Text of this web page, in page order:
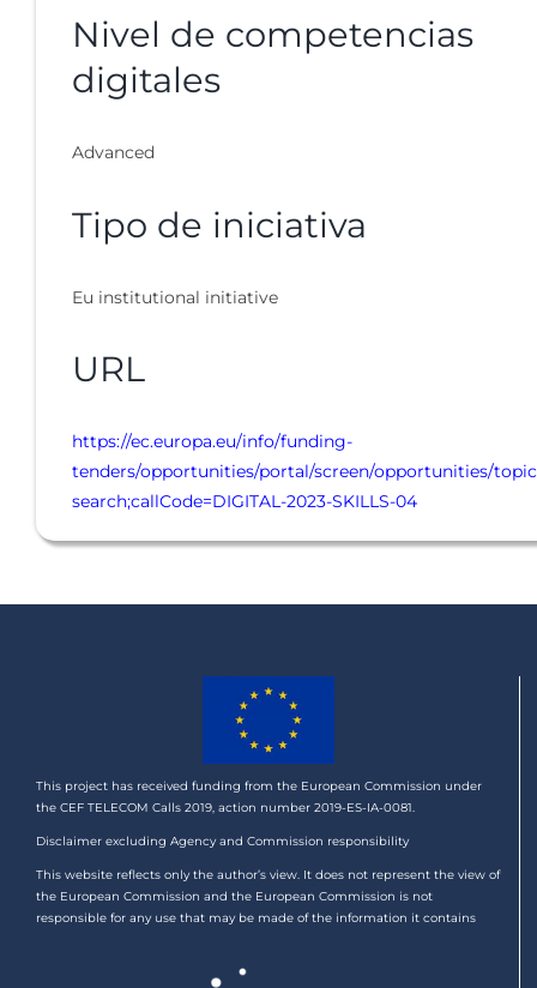
Nivel de competencias
digitales
Advanced
Tipo de iniciativa
Eu institutional initiative
URL
https://ec.europa.eu/info/funding-
tenders/opportunities/portal/screen/opportunities/
search;callCode=DIGITAL-2023-SKILLS-04
This project has received funding from the European Commission under
the CEF TELECOM Calls 2019, action number 2019-ES-IA-0081.
Disclaimer excluding Agency and Commission responsibility
This website reflects only the author’s view. It does not represent the view of
the European Commission and the European Commission is not
responsible for any use that may be made of the information it contains